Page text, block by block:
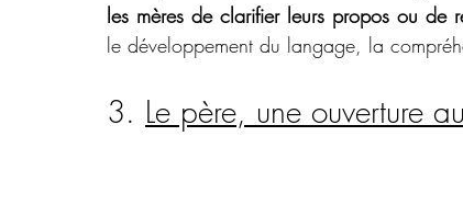
les mères de clarifier leurs propos ou de
le développement du langage, la
3. Le père, une ouverture